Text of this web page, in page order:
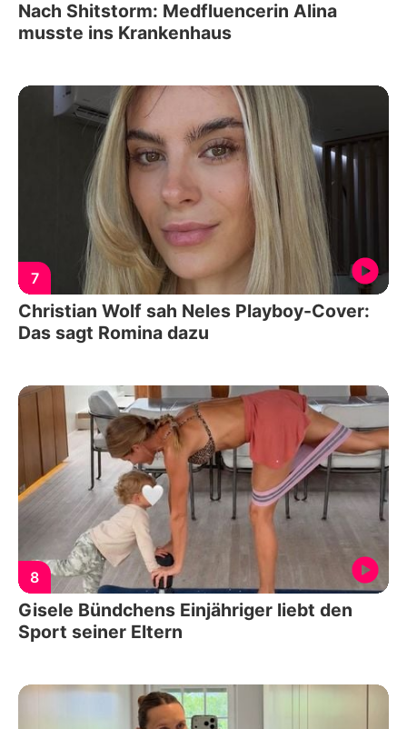
Nach Shitstorm: Medfluencerin Alina
musste ins Krankenhaus
7
Christian Wolf sah Neles Playboy-Cover:
Das sagt Romina dazu
8
Gisele Bündchens Einjähriger liebt den
Sport seiner Eltern